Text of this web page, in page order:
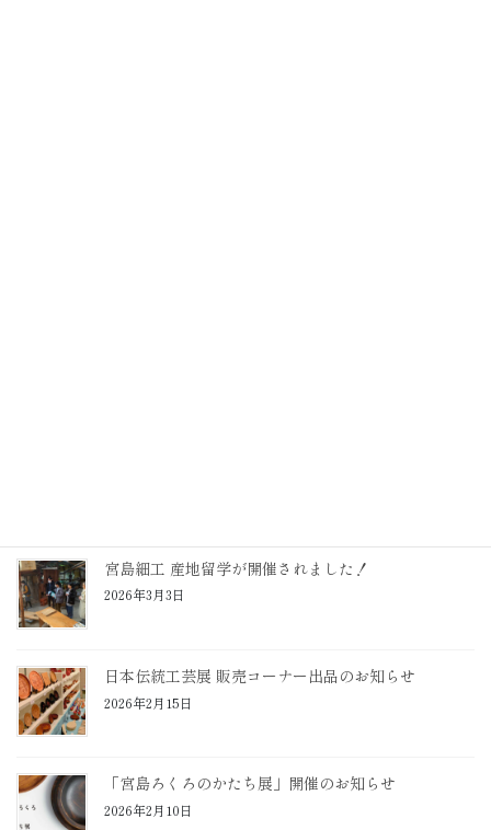
宮島細工 産地留学が開催されました！
2026年3月3日
日本伝統工芸展 販売コーナー出品のお知らせ
2026年2月15日
「宮島ろくろのかたち展」開催のお知らせ
2026年2月10日